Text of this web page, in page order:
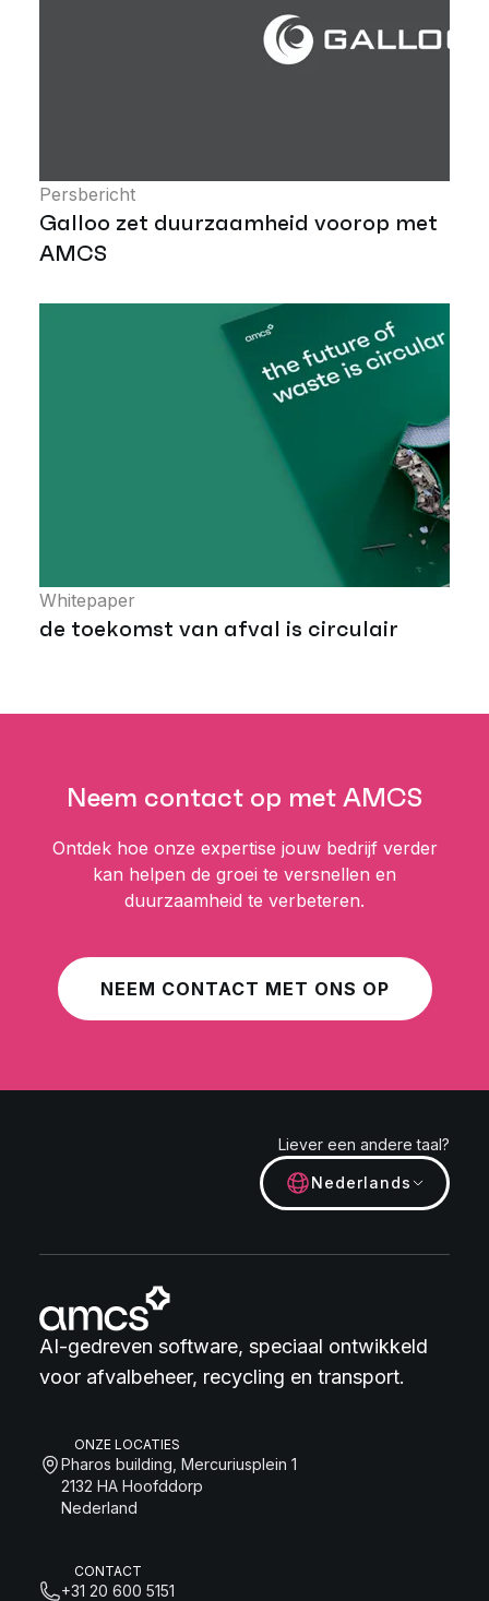
Persbericht
Galloo zet duurzaamheid voorop met
AMCS
Whitepaper
de toekomst van afval is circulair
Neem contact op met AMCS
Ontdek hoe onze expertise jouw bedrijf verder
kan helpen de groei te versnellen en
duurzaamheid te verbeteren.
NEEM CONTACT MET ONS OP
Liever een andere taal?
Nederlands
AI-gedreven software, speciaal ontwikkeld
voor afvalbeheer, recycling en transport.
ONZE LOCATIES
Pharos building, Mercuriusplein 1
2132 HA Hoofddorp
Nederland
CONTACT
+31 20 600 5151